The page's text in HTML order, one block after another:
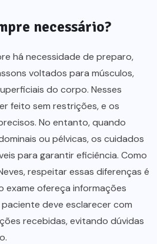
necessário?
há necessidade de preparo,
voltados para músculos,
do corpo. Nesses
feito sem restrições, e os
No entanto, quando
ou pélvicas, os cuidados
para garantir eficiência. Como
respeitar essas diferenças é
exame ofereça informações
deve esclarecer com
recebidas, evitando dúvidas